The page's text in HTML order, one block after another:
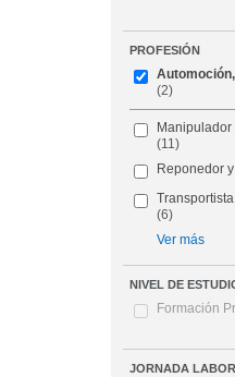
PROFESIÓN
(2)
(11)
Reponedor
(6)
Ver más
NIVEL DE
Formación
JORNADA